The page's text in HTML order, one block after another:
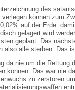
des
verlegen können zum
auf der Erde
gelagert wird
geplant. Das
also alle sterben. Das
da nie um die Rettung
können. Das war nie
zu zerstören